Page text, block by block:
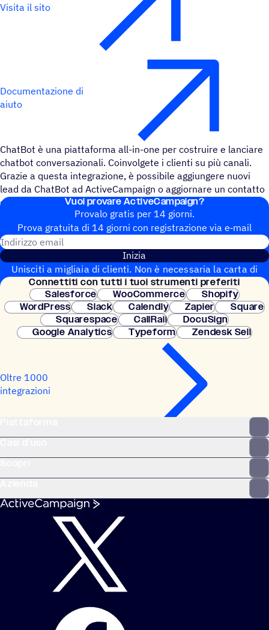
Visita il sito
Documentazione di
aiuto
ChatBot è una piattaforma all-in-one per costruire e lanciare
chatbot conversazionali. Coinvolgete i clienti su più canali.
Grazie a questa integrazione, è possibile aggiungere nuovi
lead da ChatBot ad ActiveCampaign o aggiornare un contatto
quando viene creato un messaggio.
Vuoi provare ActiveCampaign?
Provalo gratis per 14 giorni.
Prova gratuita di 14 giorni con regi­stra­zione via e‑mail
Inizia
Unisciti a migliaia di clienti. Non è necessaria la carta di
credito. Configurazione istantanea.
Connet­titi con tutti i tuoi strumenti preferiti
Salesforce
WooCommerce
Shopify
WordPress
Slack Calendly Zapier
Square
Squarespace
CallRail
DocuSign
Google Analytics
Typeform Zendesk Sell
Oltre 1000
integrazioni